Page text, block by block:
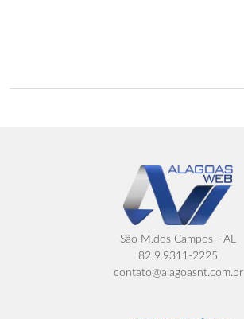
São M.dos Campos - AL
82 9.9311-2225
contato@alagoasnt.com.br